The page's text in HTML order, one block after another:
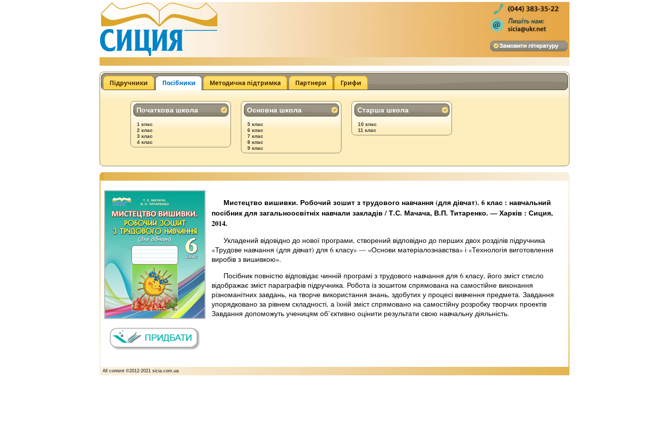
Підручники Посібники Методична підтримка Партнери Грифи
Початкова школа
1 клас
2 клас
3 клас
4 клас
Основна школа
5 клас
6 клас
7 клас
8 клас
9 клас
Старша школа
10 клас
11 клас
Мистецтво вишивки. Робочий зошит з трудового навчання (для дівчат). 6 клас : навчальний
посібник для загальноосвітніх навчали закладів / Т.С. Мачача, В.П. Титаренко. — Харків : Сиция,
2014.
Укладений відовідно до нової програми, створений відповідно до перших двох розділів підручника
«Трудове навчання (для дівчат) для 6 класу» — «Основи матеріалознавства» і «Технологія виготовлення
виробів з вишивкою».
Посібник повністю відповідає чинній програмі з трудового навчання для 6 класу, його зміст стисло
відображає зміст параграфів підручника. Робота із зошитом спрямована на самостійне виконання
різноманітних завдань, на творче використання знань, здобутих у процесі вивчення предмета. Завдання
упорядковано за рівнем складності, а їхній зміст спрямовано на самостійну розробку творчих проектів
Завдання допоможуть ученицям об’єктивно оцінити результати свою навчальну діяльність.
All content ©2012-2021 sicia.com.ua